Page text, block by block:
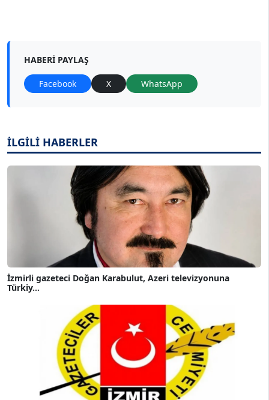
HABERI PAYLAŞ
Facebook X WhatsApp
İLGİLİ HABERLER
İzmirli gazeteci Doğan Karabulut, Azeri televizyonuna
Türkiy...